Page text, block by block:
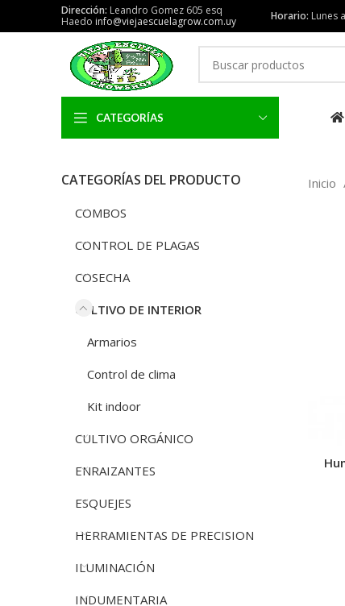
Dirección: Leandro Gomez 605 esq
Haedo info@viejaescuelagrow.com.uy Horario: Lunes
CATEGORÍAS
CATEGORÍAS DEL PRODUCTO
COMBOS
CONTROL DE PLAGAS
COSECHA
CULTIVO DE INTERIOR
Armarios
Control de clima
Kit indoor
CULTIVO ORGÁNICO
ENRAIZANTES
ESQUEJES
HERRAMIENTAS DE PRECISION
ILUMINACIÓN
INDUMENTARIA
Inicio